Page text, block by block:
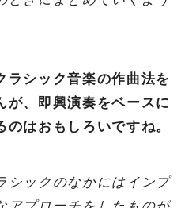
ラシック音楽の作曲法を
が、即興演奏をベースに
のはおもしろいですね。
シックのなかにはインプ